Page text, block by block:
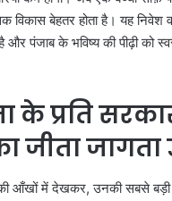
विकास बेहतर होता है। यह निवेश
और पंजाब के भविष्य की पीढ़ी को
के प्रति
जीता जागता
आँखों में देखकर, उनकी सबसे